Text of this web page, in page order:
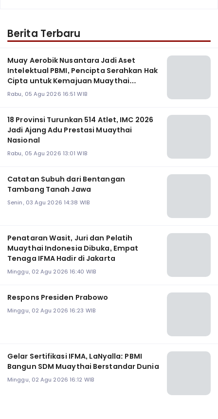
Berita Terbaru
Muay Aerobik Nusantara Jadi Aset
Intelektual PBMI, Pencipta Serahkan Hak
Cipta untuk Kemajuan Muaythai
Indonesia
Rabu, 05 Agu 2026 16:51 WIB
18 Provinsi Turunkan 514 Atlet, IMC 2026
Jadi Ajang Adu Prestasi Muaythai
Nasional
Rabu, 05 Agu 2026 13:01 WIB
Catatan Subuh dari Bentangan
Tambang Tanah Jawa
Senin, 03 Agu 2026 14:38 WIB
Penataran Wasit, Juri dan Pelatih
Muaythai Indonesia Dibuka, Empat
Tenaga IFMA Hadir di Jakarta
Minggu, 02 Agu 2026 16:40 WIB
Respons Presiden Prabowo
Minggu, 02 Agu 2026 16:23 WIB
Gelar Sertifikasi IFMA, LaNyalla: PBMI
Bangun SDM Muaythai Berstandar Dunia
Minggu, 02 Agu 2026 16:12 WIB